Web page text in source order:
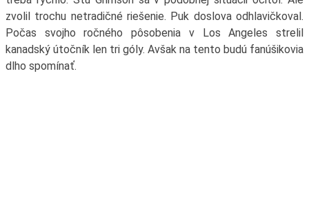
zvolil trochu netradičné riešenie. Puk doslova odhlavičkoval.
Počas svojho ročného pôsobenia v Los Angeles strelil
kanadský útočník len tri góly. Avšak na tento budú fanúšikovia
dlho spomínať.